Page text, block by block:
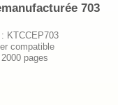
703
: KTCCEP703
compatible
pages